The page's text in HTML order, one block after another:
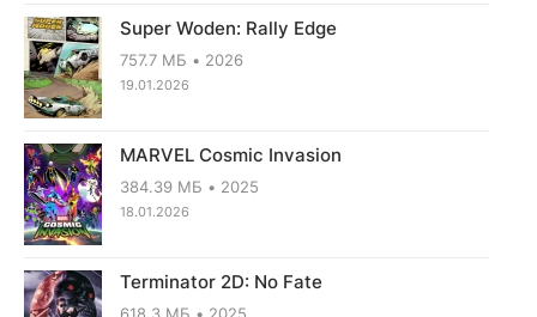
Super Woden: Rally Edge
757.7 МБ 2026
19.01.2026
MARVEL Cosmic Invasion
384.39 МБ 2025
18.01.2026
Terminator 2D: No Fate